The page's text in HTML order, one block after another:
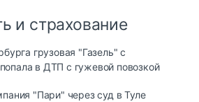
и страхование
грузовая "Газель" с
в ДТП с гужевой повозкой
"Пари" через суд в Туле